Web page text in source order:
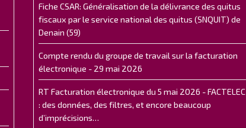
Fiche CSAR: Généralisation de la délivrance des quitus
fiscaux par le service national des quitus (SNQUIT) de
Denain (59)
Compte rendu du groupe de travail sur la facturation
électronique - 29 mai 2026
RT Facturation électronique du 5 mai 2026 - FACTELEC
: des données, des filtres, et encore beaucoup
d’imprécisions…